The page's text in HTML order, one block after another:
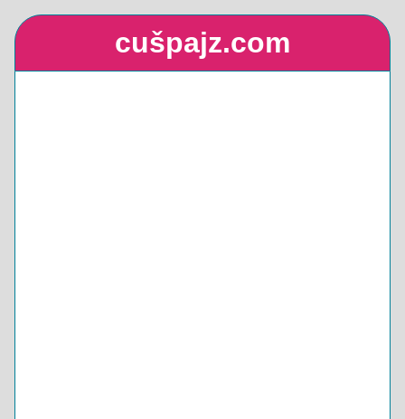
cušpajz.com